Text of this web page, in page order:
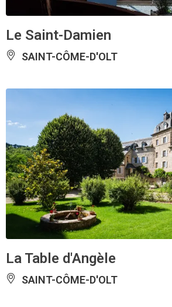
Le Saint-Damien
SAINT-CÔME-D'OLT
La Table d'Angèle
SAINT-CÔME-D'OLT